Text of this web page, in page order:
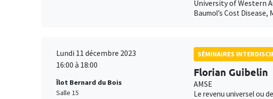
University of Western
Baumol’s Cost
Lundi 11 décembre 2023
16:00 à 18:00
Îlot Bernard du Bois
Salle 15
SÉMINAIRES
Florian Guibelin
AMSE
Le revenu universel ou